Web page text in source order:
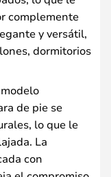
complemente
y versátil,
dormitorios
de pie se
lo que le
La
con